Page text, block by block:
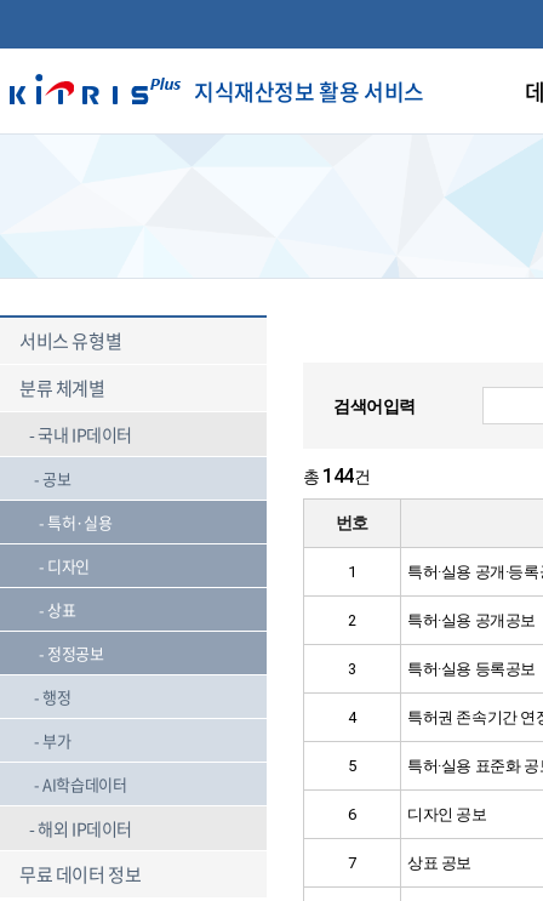
지식재산정보 활용 서비스
서비스 유형별
분류 체계별
국내 IP데이터
공보
특허·실용
디자인
상표
정정공보
행정
부가
AI학습데이터
해외 IP데이터
무료 데이터 정보
검색어입력
총 144건
번호
1 특허·실용 공개·등
2 특허·실용 공개공보
3 특허·실용 등록공보
4 특허권 존속기간 연
5 특허·실용 표준화 공
6 디자인 공보
7 상표 공보